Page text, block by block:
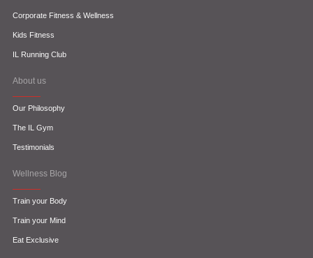
Corporate Fitness & Wellness
Kids Fitness
IL Running Club
About us
Our Philosophy
The IL Gym
Testimonials
Wellness Blog
Train your Body
Train your Mind
Eat Exclusive